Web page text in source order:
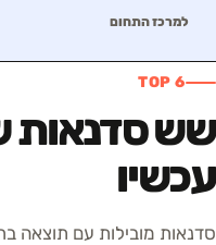
למרכז התחום
TOP 6
שש סדנאות
עכשיו
סדנאות מובילות עם תוצאה